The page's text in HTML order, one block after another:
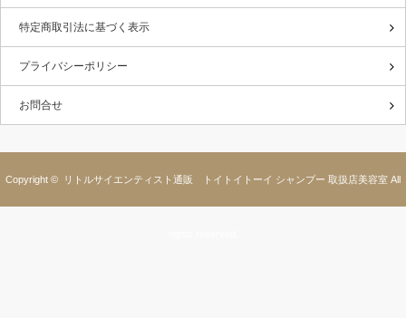
特定商取引法に基づく表示
プライバシーポリシー
お問合せ
Copyright © リトルサイエンティスト通販 トイトイトーイ シャンプー 取扱店美容室 All